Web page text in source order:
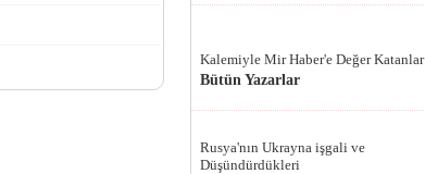
Kalemiyle Mir Haber'e Değer Katanlar
Bütün Yazarlar
Rusya'nın Ukrayna işgali ve
Düşündürdükleri